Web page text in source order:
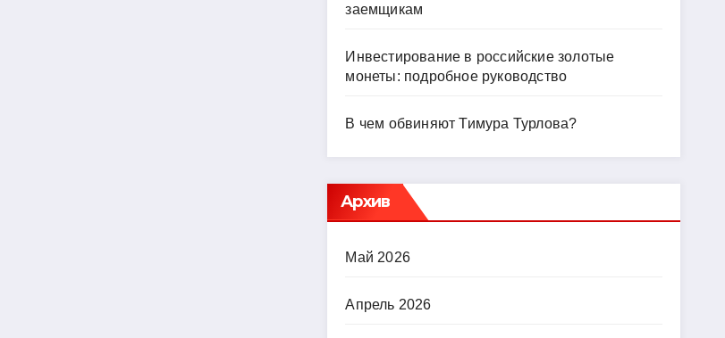
заемщикам
Инвестирование в российские золотые
монеты: подробное руководство
В чем обвиняют Тимура Турлова?
Архив
Май 2026
Апрель 2026